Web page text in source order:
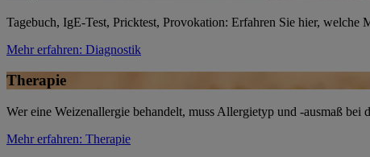
Tagebuch, IgE-Test, Pricktest, Provokation: Erfahren Sie hier, welche
Mehr erfahren: Diagnostik
Therapie
Wer eine Weizenallergie behandelt, muss Allergietyp und -ausmaß
Mehr erfahren: Therapie